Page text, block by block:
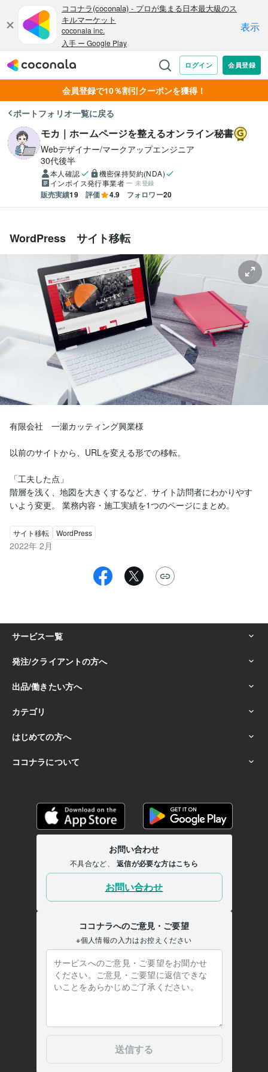
会員登録で10％割引クーポンを獲得！
ポートフォリオ一覧に戻る
モカ｜ホームページを整えるオンライン秘書
Webデザイナー/マークアップエンジニア
30代後半
本人確認
機密保持契約(NDA)
インボイス発行事業者
未登録
販売実績19 評価 4.9 フォロワー20
WordPress サイト移転
有限会社　一瀬カッティング興業様
以前のサイトから、URLを変える形での移転。
「工夫した点」
階層を浅く、地図を大きくするなど、サイト訪問者にわかりやす
いよう変更。 業務内容・施工実績を1つのページにまとめ。
サイト移転 WordPress
2022年 2月